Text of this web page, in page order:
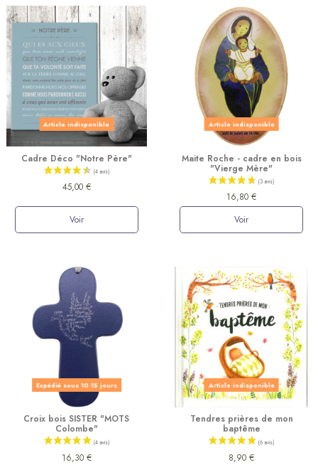
Article indisponible
Cadre Déco "Notre Père"
45,00 €
Voir
Article indisponible
Maite Roche - cadre en bois
"Vierge Mère"
16,80 €
Voir
Expédié sous 10-15 jours
Croix bois SISTER "MOTS
Colombe"
16,30 €
Article indisponible
Tendres prières de mon
baptême
8,90 €